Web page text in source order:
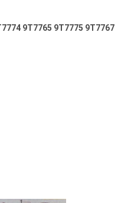
9T7765 9T7775 9T7767